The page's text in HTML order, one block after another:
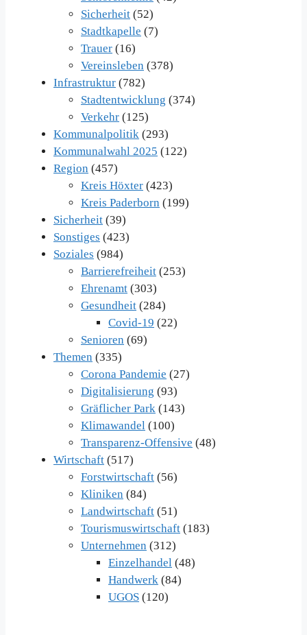
Sicherheit (52)
Stadtkapelle (7)
Trauer (16)
Vereinsleben (378)
Infrastruktur (782)
Stadtentwicklung (374)
Verkehr (125)
Kommunalpolitik (293)
Kommunalwahl 2025 (122)
Region (457)
Kreis Höxter (423)
Kreis Paderborn (199)
Sicherheit (39)
Sonstiges (423)
Soziales (984)
Barrierefreiheit (253)
Ehrenamt (303)
Gesundheit (284)
Covid-19 (22)
Senioren (69)
Themen (335)
Corona Pandemie (27)
Digitalisierung (93)
Gräflicher Park (143)
Klimawandel (100)
Transparenz-Offensive (48)
Wirtschaft (517)
Forstwirtschaft (56)
Kliniken (84)
Landwirtschaft (51)
Tourismuswirtschaft (183)
Unternehmen (312)
Einzelhandel (48)
Handwerk (84)
UGOS (120)